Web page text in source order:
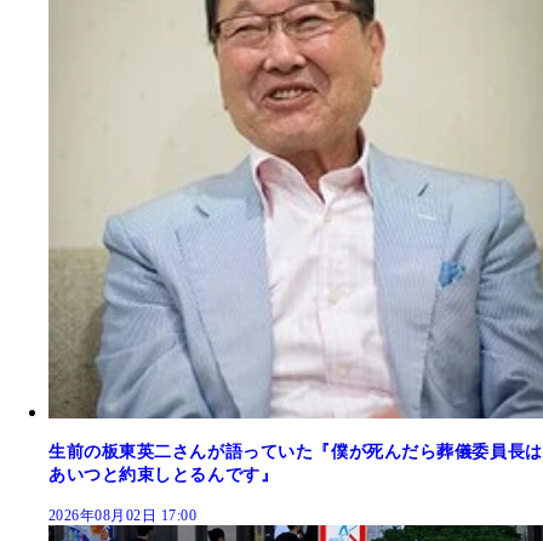
生前の板東英二さんが語っていた『僕が死んだら葬儀委員長は
あいつと約束しとるんです』
2026年08月02日 17:00